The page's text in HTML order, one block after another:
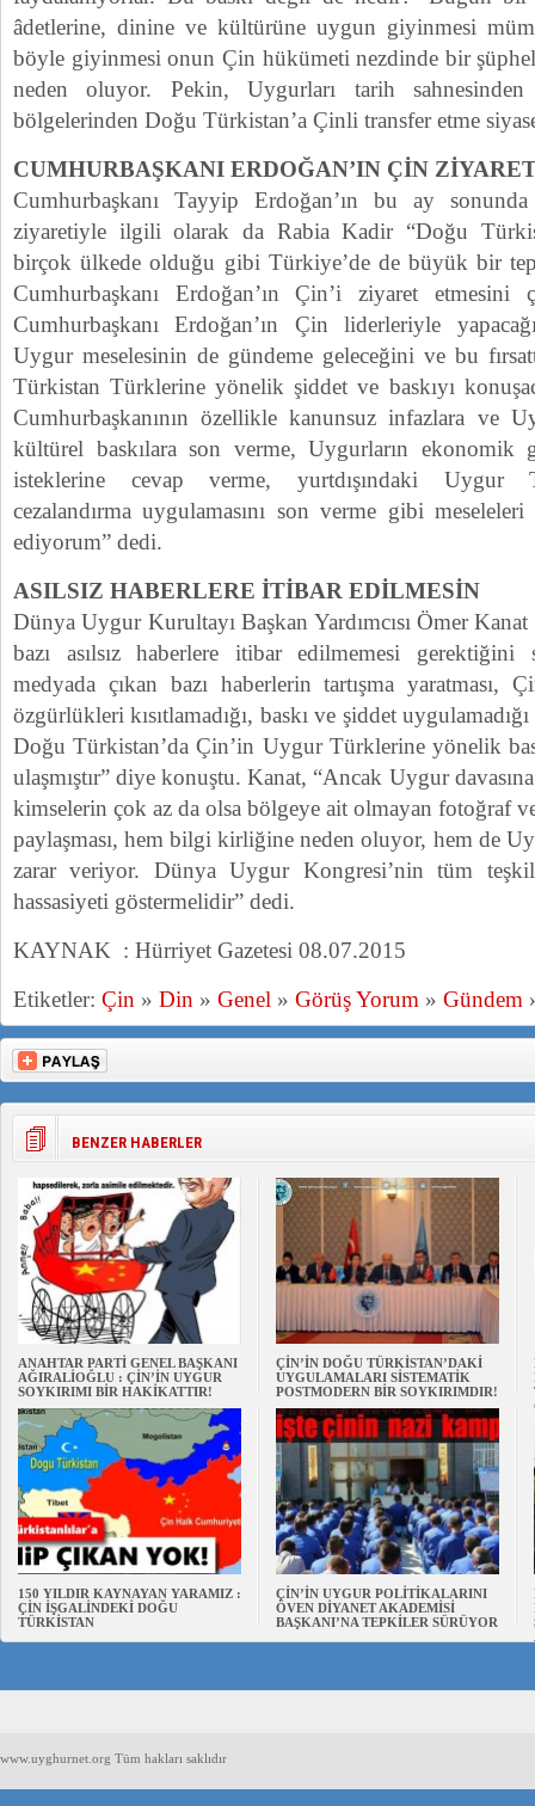
âdetlerine, dinine ve kültürüne uygun giyinmesi
böyle giyinmesi onun Çin hükümeti nezdinde bir
neden oluyor. Pekin, Uygurları tarih
bölgelerinden Doğu Türkistan’a Çinli transfer etme
CUMHURBAŞKANI ERDOĞAN’IN ÇİN
Cumhurbaşkanı Tayyip Erdoğan’ın bu ay
ziyaretiyle ilgili olarak da Rabia Kadir “Doğu
birçok ülkede olduğu gibi Türkiye’de de büyük bir
Cumhurbaşkanı Erdoğan’ın Çin’i ziyaret
Cumhurbaşkanı Erdoğan’ın Çin liderleriyle
Uygur meselesinin de gündeme geleceğini ve bu
Türkistan Türklerine yönelik şiddet ve baskıyı
Cumhurbaşkanının özellikle kanunsuz infazlara ve
kültürel baskılara son verme, Uygurların ekonomik
isteklerine cevap verme, yurtdışındaki Uygur
cezalandırma uygulamasını son verme gibi
ediyorum” dedi.
ASILSIZ HABERLERE İTİBAR EDİLMESİN
Dünya Uygur Kurultayı Başkan Yardımcısı Ömer Kanat
bazı asılsız haberlere itibar edilmemesi
medyada çıkan bazı haberlerin tartışma yaratması,
özgürlükleri kısıtlamadığı, baskı ve şiddet
Doğu Türkistan’da Çin’in Uygur Türklerine yönelik
ulaşmıştır” diye konuştu. Kanat, “Ancak Uygur
kimselerin çok az da olsa bölgeye ait olmayan fotoğraf
paylaşması, hem bilgi kirliğine neden oluyor, hem de
zarar veriyor. Dünya Uygur Kongresi’nin tüm
hassasiyeti göstermelidir” dedi.
KAYNAK : Hürriyet Gazetesi 08.07.2015
Etiketler: Çin » Din » Genel » Görüş Yorum » Gündem
BENZER HABERLER
ANAHTAR PARTİ GENEL BAŞKANI
AĞIRALİOĞLU : ÇİN’İN UYGUR
SOYKIRIMI BİR HAKİKATTIR!
ÇİN’İN DOĞU TÜRKİSTAN’DAKİ
UYGULAMALARI SİSTEMATİK
POSTMODERN BİR SOYKIRIMDIR!
150 YILDIR KAYNAYAN YARAMIZ :
ÇİN İŞGALİNDEKİ DOĞU
TÜRKİSTAN
ÇİN’İN UYGUR POLİTİKALARINI
ÖVEN DİYANET AKADEMİSİ
BAŞKANI’NA TEPKİLER SÜRÜYOR
www.uyghurnet.org Tüm hakları saklıdır